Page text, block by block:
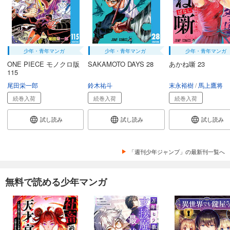
少年・青年マンガ
ONE PIECE モノクロ版
115
尾田栄一郎
続巻入荷
試し読み
少年・青年マンガ
SAKAMOTO DAYS 28
鈴木祐斗
続巻入荷
試し読み
少年・青年マンガ
あかね噺 23
末永裕樹 馬上鷹将
続巻入荷
試し読み
「週刊少年ジャンプ」の最新刊一覧へ
無料で読める少年マンガ